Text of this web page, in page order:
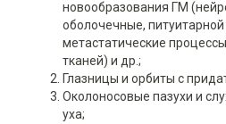
новообразования ГМ
оболочечные,
метастатические
тканей) и др.;
Глазницы и орбиты с
Околоносовые пазухи и
уха;